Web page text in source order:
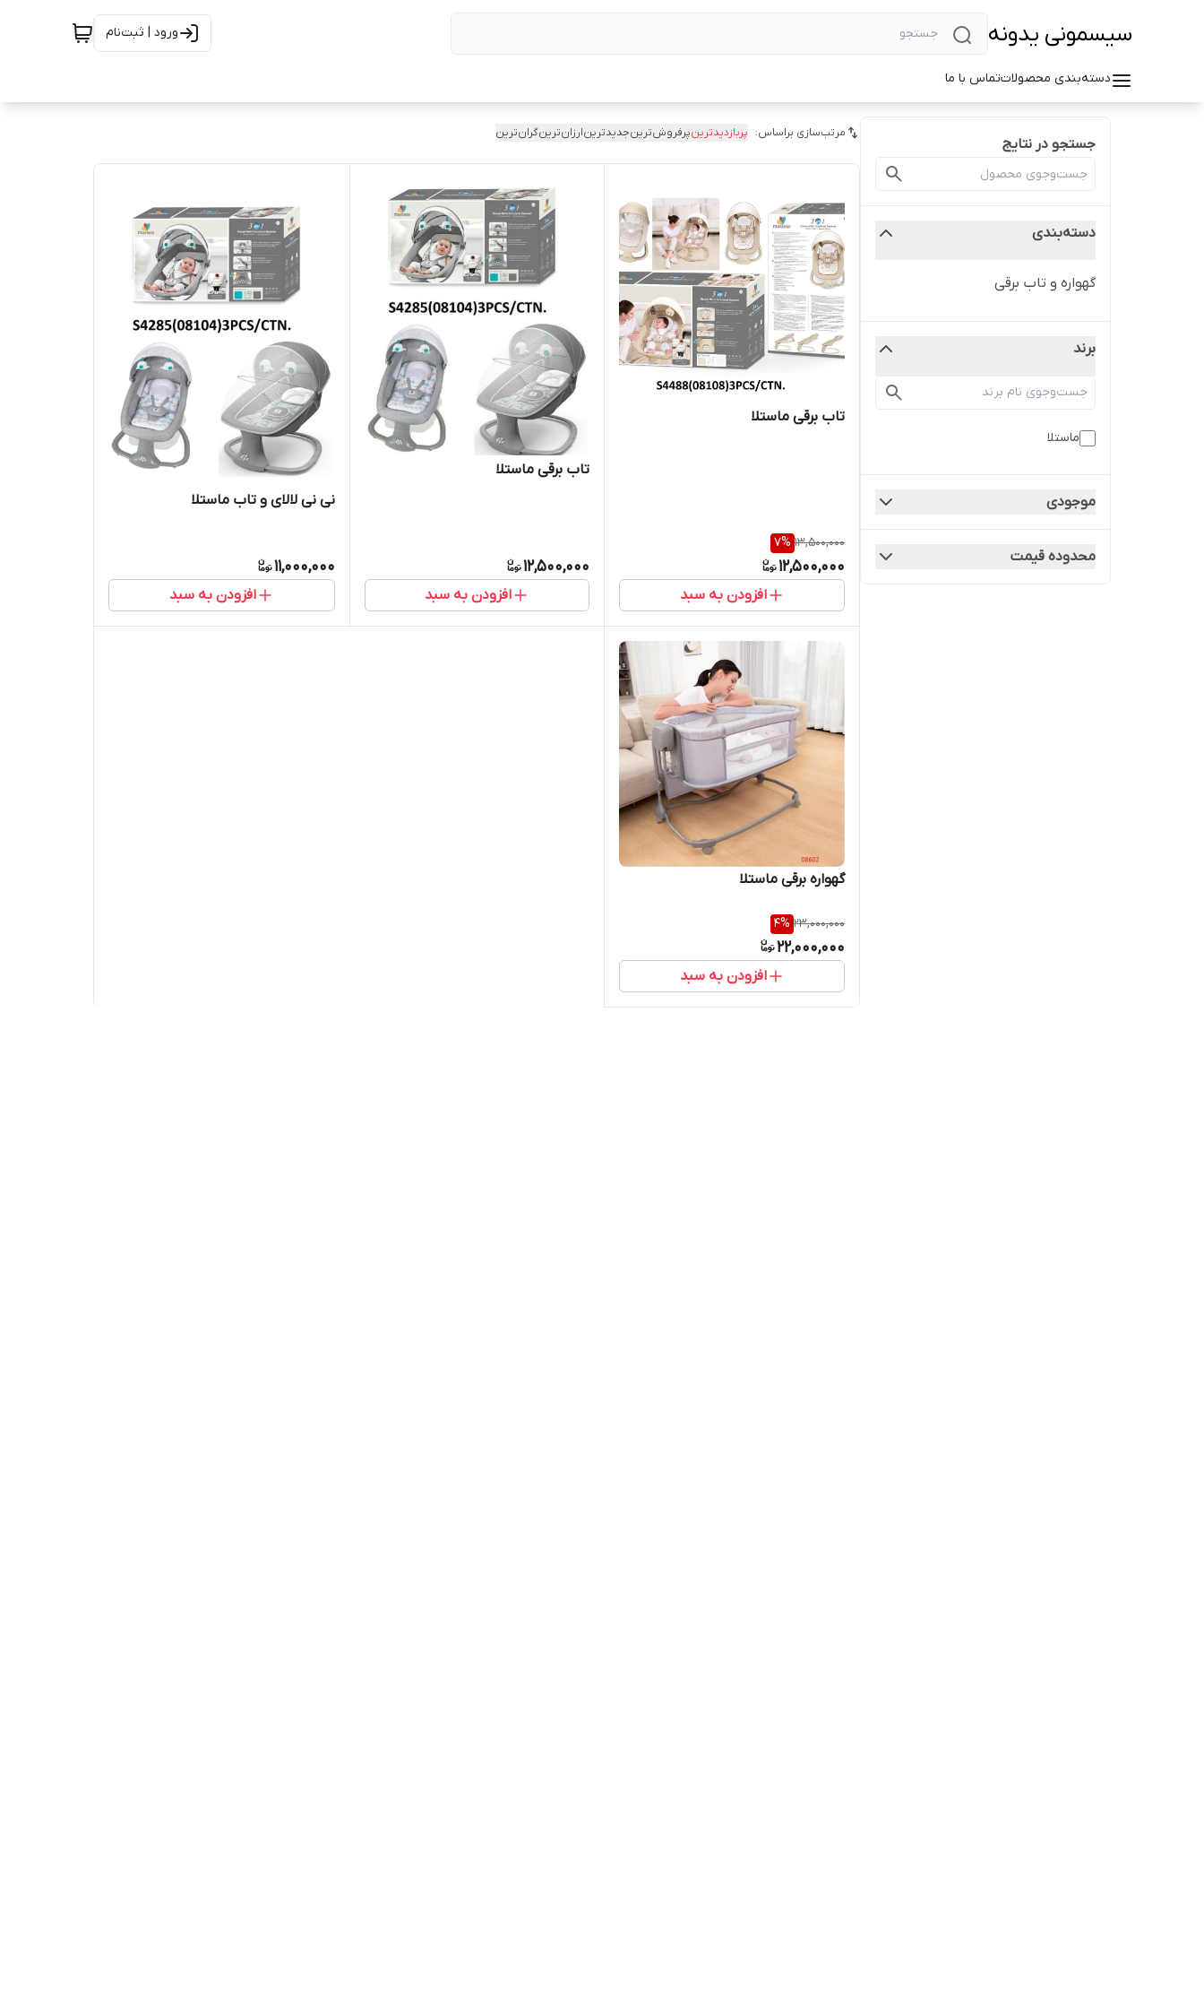
سیسمونی یدونه ورود | ثبت‌نام
دسته‌بندی محصولاتتماس با ما
جستجو در نتایج
دسته‌بندی
گهواره و تاب برقی
برند
ماستلا
موجودی
محدوده قیمت
مرتب‌سازی براساس: پربازدیدترینپرفروش‌ترینجدیدترینارزان‌ترینگران‌ترین
تاب برقی ماستلا
13,500,000
7%
12,500,000
افزودن به سبد
تاب برقی ماستلا
12,500,000
افزودن به سبد
نی نی لالای و تاب ماستلا
11,000,000
افزودن به سبد
گهواره برقی ماستلا
23,000,000
4%
22,000,000
افزودن به سبد